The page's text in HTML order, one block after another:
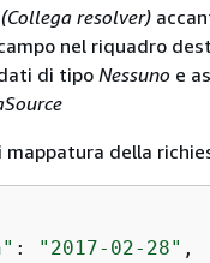
resolver)
nel riquadro
di tipo Nessuno e
mappatura della
: "2017-02-28" ,